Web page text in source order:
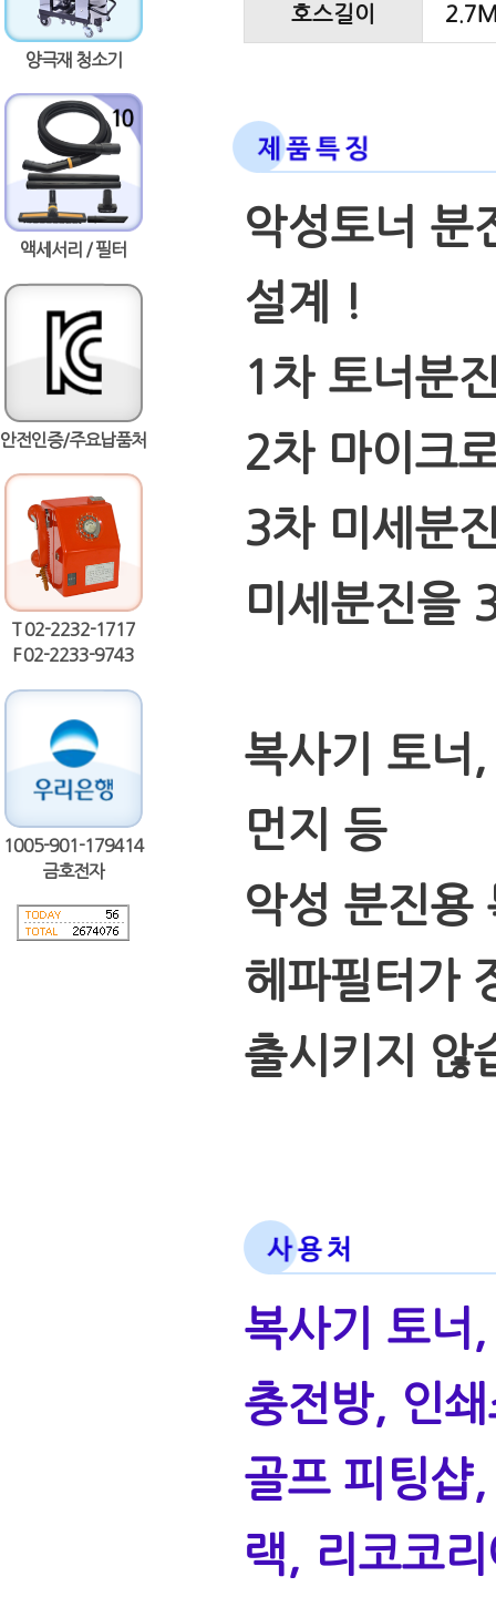
양극재 청소기
액세서리 / 필터
안전인증/주요납품처
T 02-2232-1717
F 02-2233-9743
1005-901-179414
금호전자
호스길이
악성토너 분
설계 !
1차 토너분
2차 마이크
3차 미세분
미세분진을
복사기 토너
먼지 등
악성 분진용
헤파필터가
출시키지 않
복사기 토너
충전방, 인
골프 피팅샵
랙, 리코코